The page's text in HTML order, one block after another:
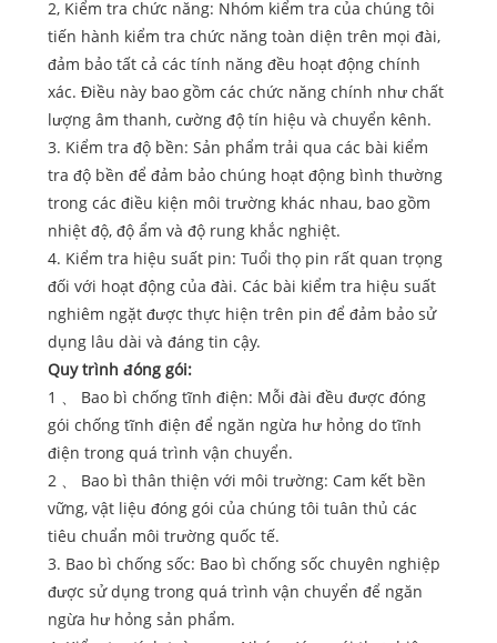
2, Kiểm tra chức năng: Nhóm kiểm tra của chúng tôi
tiến hành kiểm tra chức năng toàn diện trên mọi đài,
đảm bảo tất cả các tính năng đều hoạt động chính
xác. Điều này bao gồm các chức năng chính như chất
lượng âm thanh, cường độ tín hiệu và chuyển kênh.
3. Kiểm tra độ bền: Sản phẩm trải qua các bài kiểm
tra độ bền để đảm bảo chúng hoạt động bình thường
trong các điều kiện môi trường khác nhau, bao gồm
nhiệt độ, độ ẩm và độ rung khắc nghiệt.
4. Kiểm tra hiệu suất pin: Tuổi thọ pin rất quan trọng
đối với hoạt động của đài. Các bài kiểm tra hiệu suất
nghiêm ngặt được thực hiện trên pin để đảm bảo sử
dụng lâu dài và đáng tin cậy.
Quy trình đóng gói:
1 、 Bao bì chống tĩnh điện: Mỗi đài đều được đóng
gói chống tĩnh điện để ngăn ngừa hư hỏng do tĩnh
điện trong quá trình vận chuyển.
2 、 Bao bì thân thiện với môi trường: Cam kết bền
vững, vật liệu đóng gói của chúng tôi tuân thủ các
tiêu chuẩn môi trường quốc tế.
3. Bao bì chống sốc: Bao bì chống sốc chuyên nghiệp
được sử dụng trong quá trình vận chuyển để ngăn
ngừa hư hỏng sản phẩm.